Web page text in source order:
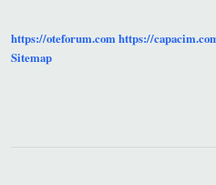
https://oteforum.comhttps://
Sitemap